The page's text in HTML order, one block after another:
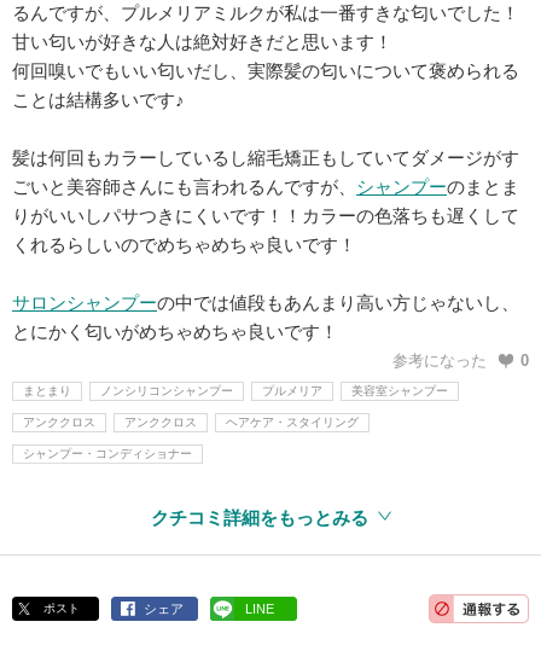
るんですが、プルメリアミルクが私は一番すきな匂いでした！
甘い匂いが好きな人は絶対好きだと思います！
何回嗅いでもいい匂いだし、実際髪の匂いについて褒められる
ことは結構多いです♪
髪は何回もカラーしているし縮毛矯正もしていてダメージがす
ごいと美容師さんにも言われるんですが、 シャンプーのまとま
りがいいしパサつきにくいです！！カラーの色落ちも遅くして
くれるらしいのでめちゃめちゃ良いです！
サロンシャンプーの中では値段もあんまり高い方じゃないし、
とにかく匂いがめちゃめちゃ良いです！
参考になった 0
まとまり ノンシリコンシャンプー プルメリア 美容室シャンプー
アンククロス アンククロス ヘアケア・スタイリング
シャンプー・コンディショナー
クチコミ詳細をもっとみる
ポスト シェア LINE